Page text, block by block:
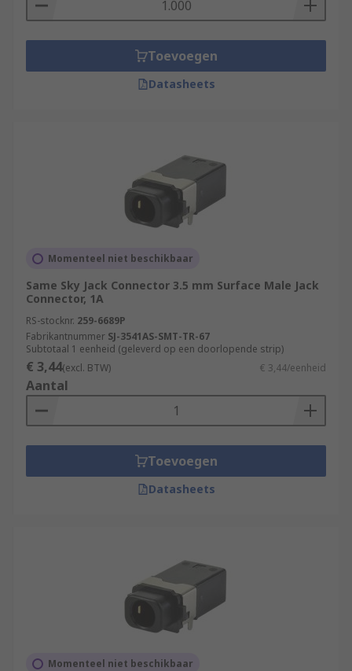
electronic devices.
Toevoegen
Datasheets
Momenteel niet beschikbaar
Same Sky Jack Connector 3.5 mm Surface Male Jack
Connector, 1A
RS-stocknr. 259-6689P
Fabrikantnummer SJ-3541AS-SMT-TR-67
Subtotaal 1 eenheid (geleverd op een doorlopende strip)
€ 3,44(excl. BTW) € 3,44/eenheid
Aantal
Toevoegen
Datasheets
Momenteel niet beschikbaar